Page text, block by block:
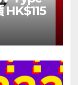
HK$115